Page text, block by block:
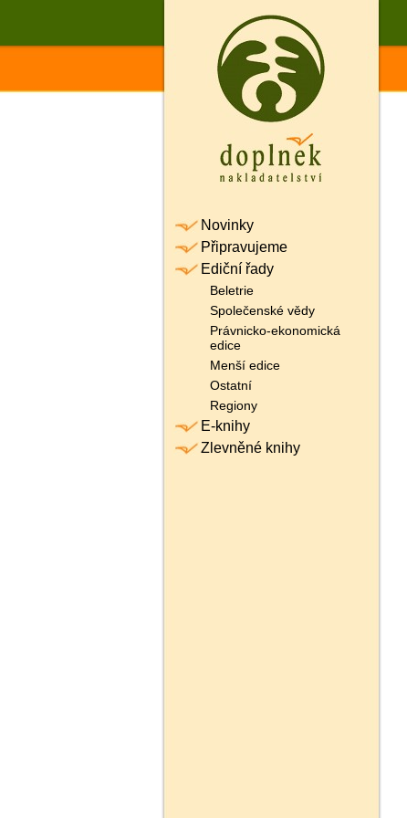
Novinky
Připravujeme
Ediční řady
Beletrie
Společenské vědy
Právnicko-ekonomická
edice
Menší edice
Ostatní
Regiony
E-knihy
Zlevněné knihy